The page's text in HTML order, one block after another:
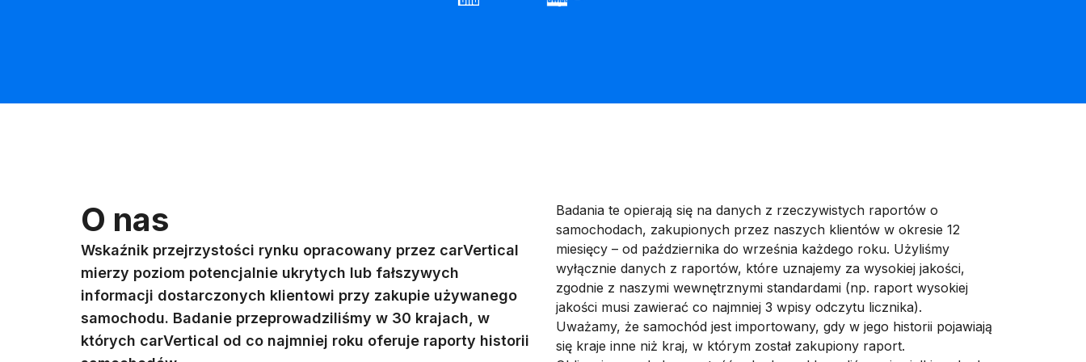
O nas
Wskaźnik przejrzystości rynku opracowany przez carVertical
mierzy poziom potencjalnie ukrytych lub fałszywych
informacji dostarczonych klientowi przy zakupie używanego
samochodu. Badanie przeprowadziliśmy w 30 krajach, w
których carVertical od co najmniej roku oferuje raporty historii
Badania te opierają się na danych z rzeczywistych raportów o
samochodach, zakupionych przez naszych klientów w okresie 12
miesięcy – od października do września każdego roku. Użyliśmy
wyłącznie danych z raportów, które uznajemy za wysokiej jakości,
zgodnie z naszymi wewnętrznymi standardami (np. raport wysokiej
jakości musi zawierać co najmniej 3 wpisy odczytu licznika).
Uważamy, że samochód jest importowany, gdy w jego historii pojawiają
się kraje inne niż kraj, w którym został zakupiony raport.